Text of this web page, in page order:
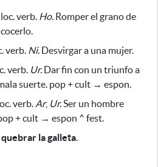
loc. verb. Ho. Romper el grano de
verb. Ni. Desvirgar a una mujer.
verb. Ur. Dar fin con un triunfo a
suerte. pop + cult → espon.
verb. Ar, Ur.Ser un hombre
+ cult → espon ^ fest.
quebrar la galleta.